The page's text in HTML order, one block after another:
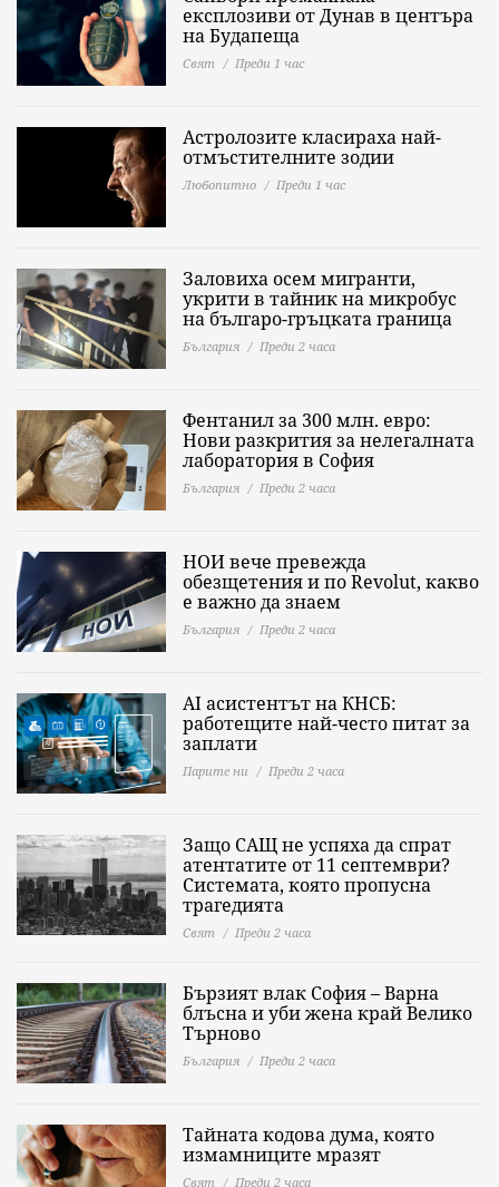
експлозиви от Дунав в центъра
на Будапеща
Свят Преди 1 час
Астролозите класираха най-
отмъстителните зодии
Любопитно Преди 1 час
Заловиха осем мигранти,
укрити в тайник на микробус
на българо-гръцката граница
България Преди 2 часа
Фентанил за 300 млн. евро:
Нови разкрития за нелегалната
лаборатория в София
България Преди 2 часа
НОИ вече превежда
обезщетения и по Revolut, какво
е важно да знаeм
България Преди 2 часа
AI асистентът на КНСБ:
работещите най-често питат за
заплати
Парите ни Преди 2 часа
Защо САЩ не успяха да спрат
атентатите от 11 септември?
Системата, която пропусна
трагедията
Свят Преди 2 часа
Бързият влак София – Варна
блъсна и уби жена край Велико
Търново
България Преди 2 часа
Тайната кодова дума, която
измамниците мразят
Свят Преди 2 часа